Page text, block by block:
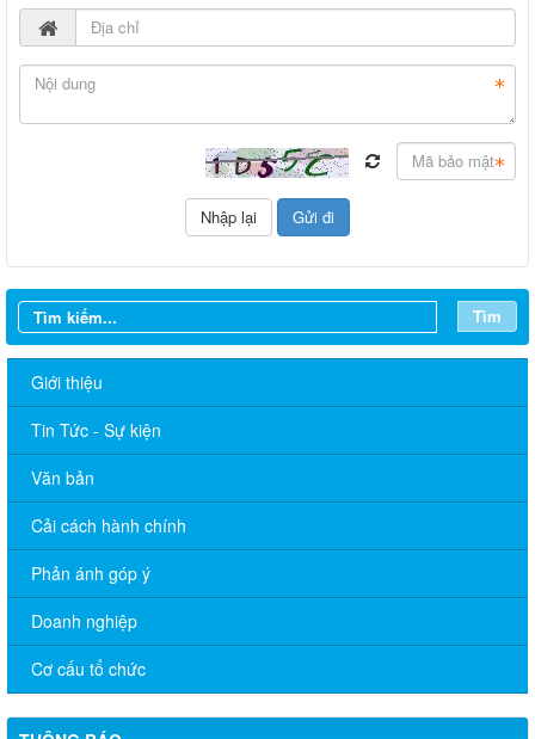
Tìm
Giới thiệu
Tin Tức - Sự kiện
Văn bản
Cải cách hành chính
Phản ánh góp ý
Doanh nghiệp
Cơ cấu tổ chức
UBND xã ban hành các Thông báo thu hồi đất thực hiện dự án
Thủy điện Phú Tân 1 tại xã Tà Lài, thành phố Đồng Nai
Tà Lài triển khai tiếp nhận hồ sơ miễn, giảm học phí học kỳ II